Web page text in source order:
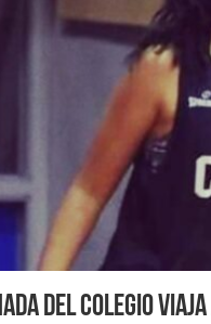
del colegio